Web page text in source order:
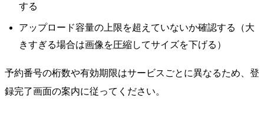
する
アップロード容量の上限を超えていないか確認する（大
きすぎる場合は画像を圧縮してサイズを下げる）
予約番号の桁数や有効期限はサービスごとに異なるため、登
録完了画面の案内に従ってください。